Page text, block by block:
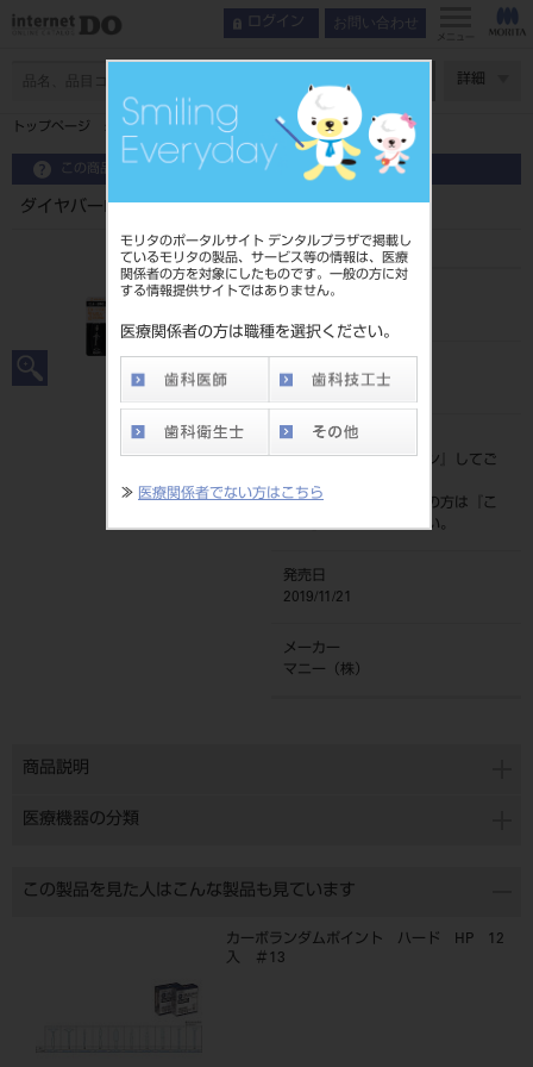
モリタのポータルサイト デンタルプラザで掲載し
ているモリタの製品、サービス等の情報は、医療
関係者の方を対象にしたものです。一般の方に対
する情報提供サイトではありません。
医療関係者の方は職種を選択ください。
≫ 医療関係者でない方はこちら
ログイン お問い合わせ
メニュー
詳細
トップページ ダイヤバーFG ブリスター5入 EX11SC
この商品に関するお問い合わせ
ダイヤバーFG ブリスター5入 EX11SC
品目コード
4546951524890
標準価格
価格の確認は『ログイン
』してご
ネット会員登録がまだの方は『
こ
ちら』より登録ください。
発売日
2019/11/21
メーカー
マニー（株）
商品説明
医療機器の分類
この製品を見た人はこんな製品も見ています
カーボランダムポイント ハード HP 12
入 ＃13